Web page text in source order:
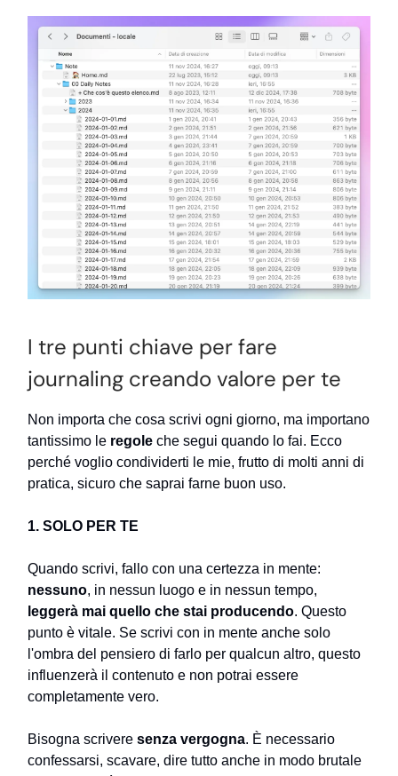
I tre punti chiave per fare
journaling creando valore per te
Non importa che cosa scrivi ogni giorno, ma importano
tantissimo le regole che segui quando lo fai. Ecco
perché voglio condividerti le mie, frutto di molti anni di
pratica, sicuro che saprai farne buon uso.
1. SOLO PER TE
Quando scrivi, fallo con una certezza in mente:
nessuno, in nessun luogo e in nessun tempo,
leggerà mai quello che stai producendo. Questo
punto è vitale. Se scrivi con in mente anche solo
l'ombra del pensiero di farlo per qualcun altro, questo
influenzerà il contenuto e non potrai essere
completamente vero.
Bisogna scrivere senza vergogna. È necessario
confessarsi, scavare, dire tutto anche in modo brutale